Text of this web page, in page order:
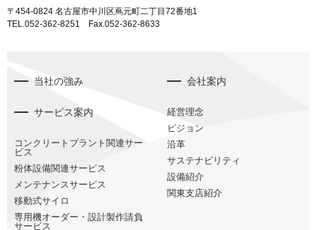
〒454-0824 名古屋市中川区蔦元町二丁目72番地1
TEL.052-362-8251 Fax.052-362-8633
当社の強み
サービス案内
コンクリートプラント関連サー
ビス
粉体設備関連サービス
メンテナンスサービス
移動式サイロ
専用機オーダー・設計製作請負
サービス
会社案内
経営理念
ビジョン
沿革
サステナビリティ
設備紹介
関東支店紹介